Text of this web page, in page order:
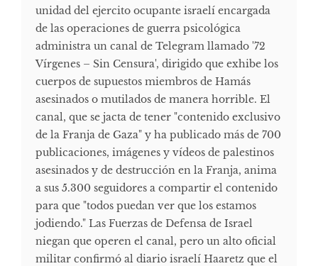
unidad del ejercito ocupante israelí encargada
de las operaciones de guerra psicológica
administra un canal de Telegram llamado '72
Vírgenes – Sin Censura', dirigido que exhibe los
cuerpos de supuestos miembros de Hamás
asesinados o mutilados de manera horrible. El
canal, que se jacta de tener "contenido exclusivo
de la Franja de Gaza" y ha publicado más de 700
publicaciones, imágenes y vídeos de palestinos
asesinados y de destrucción en la Franja, anima
a sus 5.300 seguidores a compartir el contenido
para que "todos puedan ver que los estamos
jodiendo." Las Fuerzas de Defensa de Israel
niegan que operen el canal, pero un alto oficial
militar confirmó al diario israelí Haaretz que el